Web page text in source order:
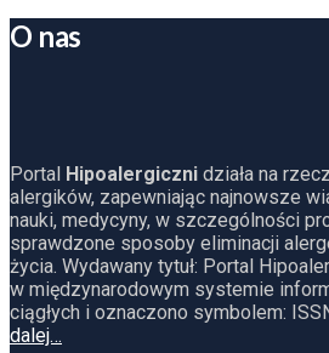
O nas
Portal Hipoalergiczni działa na
alergików, zapewniając najnowsze
nauki, medycyny, w szczególności
sprawdzone sposoby eliminacji
życia. Wydawany tytuł: Portal
w międzynarodowym systemie
ciągłych i oznaczono symbolem:
dalej…